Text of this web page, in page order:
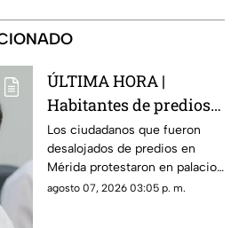
ÚLTIMA HORA |
Habitantes de predios
desalojados en Mérida
se manifiestan en
palacio de gobierno
Los ciudadanos que fueron
desalojados de predios en
Mérida protestaron en palacio
de gobierno este 7 de agosto.
agosto 07, 2026 03:05 p. m.